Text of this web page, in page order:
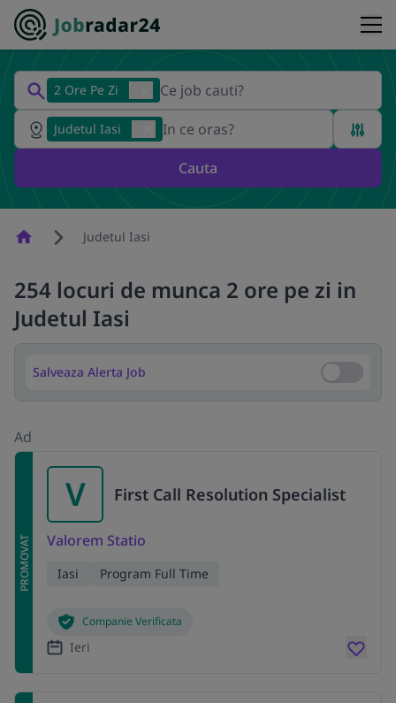
2 Ore Pe Zi
Judetul Iasi
Cauta
HomepageJudetul Iasi
254 locuri de munca 2 ore pe zi in
Judetul Iasi
Salveaza Alerta Job Salveaza
Ad
PROMOVAT
V First Call Resolution Specialist
Valorem Statio
Iasi Program Full Time
Companie Verificata
Ieri